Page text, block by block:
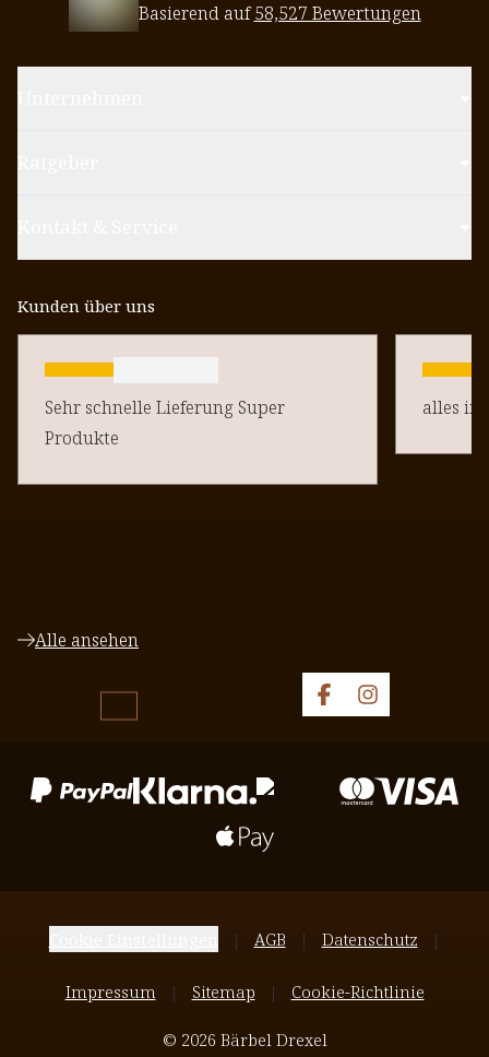
Basierend auf58,527 Bewertungen
Kunden über uns
Sehr schnelle Lieferung Super
Produkte
alles in
Alle ansehen
AGB Datenschutz
Impressum Sitemap Cookie-Richtlinie
© 2026 Bärbel Drexel